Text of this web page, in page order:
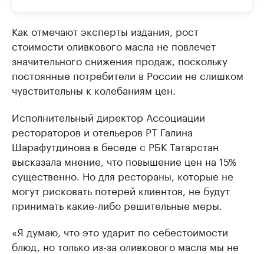
Как отмечают эксперты издания, рост
стоимости оливкового масла не повлечет
значительного снижения продаж, поскольку
постоянные потребители в России не слишком
чувствительны к колебаниям цен.
Исполнительный директор Ассоциации
рестораторов и отельеров РТ Галина
Шарафутдинова в беседе с РБК Татарстан
высказала мнение, что повышение цен на 15%
существенно. Но для рестораны, которые не
могут рисковать потерей клиентов, не будут
принимать какие-либо решительные меры.
«Я думаю, что это ударит по себестоимости
блюд, но только из-за оливкового масла мы не